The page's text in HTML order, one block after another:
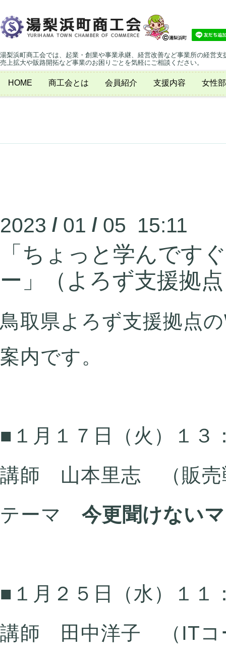
湯梨浜町商工会では、起業・創業や事業承継、経営改善など事業所の経営支
売上拡大や販路開拓など事業のお困りごとを気軽にご相談ください。
HOME 商工会とは 会員紹介 支援内容 女性部
2023 / 01 / 05 15:11
「ちょっと学んです
ー」（よろず支援拠
鳥取県よろず支援拠点
案内です。
■１月１７日（火）１３
講師 山本里志 （販売
テーマ 今更聞けない
■１月２５日（水）１１
講師 田中洋子 （ITコ